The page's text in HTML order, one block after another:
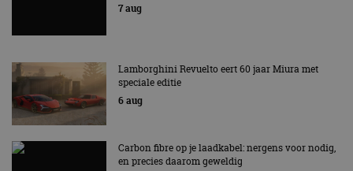
7 aug
Lamborghini Revuelto eert 60 jaar Miura met
speciale editie
6 aug
Carbon fibre op je laadkabel: nergens voor nodig,
en precies daarom geweldig